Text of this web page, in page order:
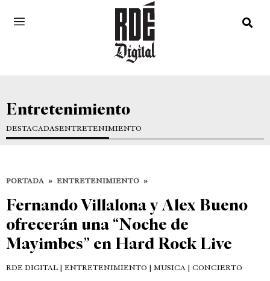
Entretenimiento
DESTACADASENTRETENIMIENTO
PORTADA » ENTRETENIMIENTO »
Fernando Villalona y Alex Bueno
ofrecerán una “Noche de
Mayimbes” en Hard Rock Live
RDE DIGITAL | ENTRETENIMIENTO | MUSICA | CONCIERTO